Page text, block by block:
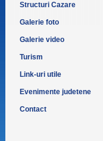
Structuri Cazare
Galerie foto
Galerie video
Turism
Link-uri utile
Evenimente judetene
Contact